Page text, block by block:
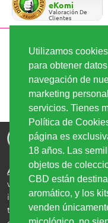
Utilizamos
para obtener
navegación de
marketing
servicios. Tienes
Política de
página es
18 años. Las
objetos de
CBD están
aromático, y los
venden
eKomi
Valoración De
Clientes
PAGO SEGURO
ENVÍO RÁPIDO
Comprar semillas
mejores precios |
Semilla
Aviso Legal:Los
web no están
ingestión, y están
tópico, aromático o de